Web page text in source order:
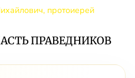
протоиерей
ПРАВЕДНИКОВ